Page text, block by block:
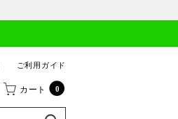
ご利用ガイド
カート 0